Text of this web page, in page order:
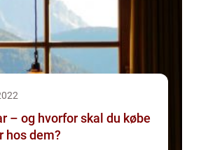
– og hvorfor skal du købe
hos dem?